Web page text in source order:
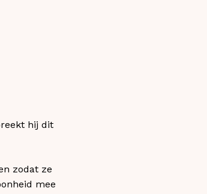
hij dit
zodat ze
mee